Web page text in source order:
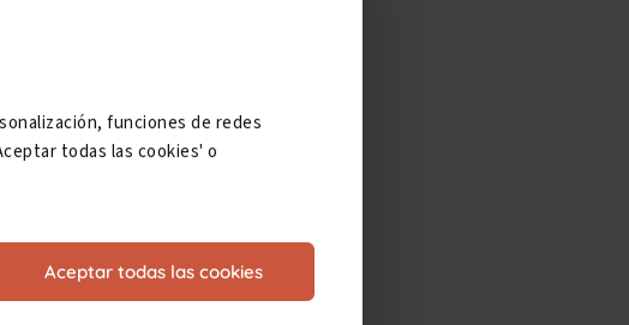
funciones de redes
todas las cookies' o
Aceptar todas las cookies
resolución al